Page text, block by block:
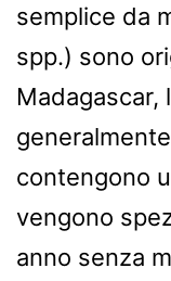
semplice da
spp.) sono
Madagascar,
contengono
vengono
anno senza